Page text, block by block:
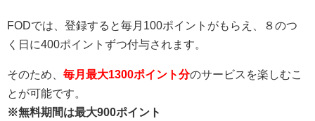
FODでは、登録すると毎月100ポイントがもらえ、８のつ
く日に400ポイントずつ付与されます。
そのため、 毎月最大1300ポイント分のサービスを楽しむこ
とが可能です。
※無料期間は最大900ポイント